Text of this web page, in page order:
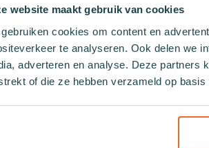
website maakt gebruik van cookies
cookies om content en
te analyseren. Ook delen we
adverteren en analyse. Deze partners
of die ze hebben verzameld op
Solarwinds
www.forebel.com